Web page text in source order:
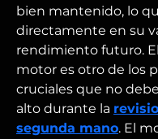
bien mantenido, lo
directamente en su
rendimiento futuro.
motor es otro de los
cruciales que no
alto durante la
segunda mano. El